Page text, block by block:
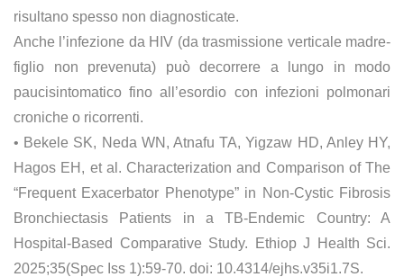
risultano spesso non diagnosticate.
Anche l’infezione da HIV (da trasmissione verticale madre-
figlio non prevenuta) può decorrere a lungo in modo
paucisintomatico fino all’esordio con infezioni polmonari
croniche o ricorrenti.
• Bekele SK, Neda WN, Atnafu TA, Yigzaw HD, Anley HY,
Hagos EH, et al. Characterization and Comparison of The
“Frequent Exacerbator Phenotype” in Non-Cystic Fibrosis
Bronchiectasis Patients in a TB-Endemic Country: A
Hospital-Based Comparative Study. Ethiop J Health Sci.
2025;35(Spec Iss 1):59-70. doi: 10.4314/ejhs.v35i1.7S.